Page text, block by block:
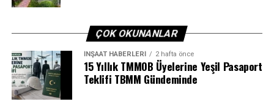
ÇOK OKUNANLAR
İNŞAAT HABERLERI 2 hafta önce
15 Yıllık TMMOB Üyelerine Yeşil Pasaport
Teklifi TBMM Gündeminde